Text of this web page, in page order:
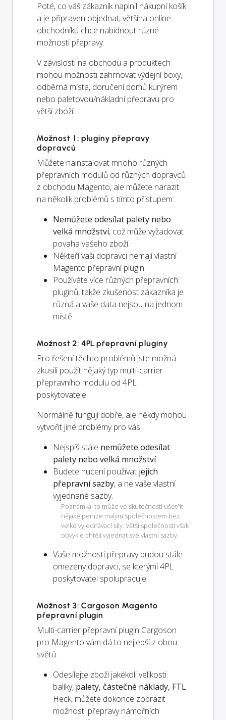
Poté, co váš zákazník naplnil nákupní košík
a je připraven objednat, většina online
obchodníků chce nabídnout různé
možnosti přepravy.
V závislosti na obchodu a produktech
mohou možnosti zahrnovat výdejní boxy,
odběrná místa, doručení domů kurýrem
nebo paletovou/nákladní přepravu pro
větší zboží.
Možnost 1: pluginy přepravy
dopravců
Můžete nainstalovat mnoho různých
přepravních modulů od různých dopravců
z obchodu Magento, ale můžete narazit
na několik problémů s tímto přístupem:
Nemůžete odesílat palety nebo
velká množství, což může vyžadovat
povaha vašeho zboží.
Někteří vaši dopravci nemají vlastní
Magento přepravní plugin.
Používáte více různých přepravních
pluginů, takže zkušenost zákazníka je
různá a vaše data nejsou na jednom
místě.
Možnost 2: 4PL přepravní pluginy
Pro řešení těchto problémů jste možná
zkusili použít nějaký typ multi-carrier
přepravního modulu od 4PL
poskytovatele.
Normálně fungují dobře, ale někdy mohou
vytvořit jiné problémy pro vás:
Nejspíš stále nemůžete odesílat
palety nebo velká množství.
Budete nuceni používat jejich
přepravní sazby, a ne vaše vlastní
vyjednané sazby.
Poznámka: to může ve skutečnosti ušetřit
nějaké peníze malým společnostem bez
velké vyjednávací síly. Větší společnosti však
obvykle chtějí vyjednat své vlastní sazby.
Vaše možnosti přepravy budou stále
omezeny dopravci, se kterými 4PL
poskytovatel spolupracuje.
Možnost 3: Cargoson Magento
přepravní plugin
Multi-carrier přepravní plugin Cargoson
pro Magento vám dá to nejlepší z obou
světů:
Odesílejte zboží jakékoli velikosti:
balíky, palety, částečné náklady, FTL.
Heck, můžete dokonce zobrazit
možnosti přepravy námořních